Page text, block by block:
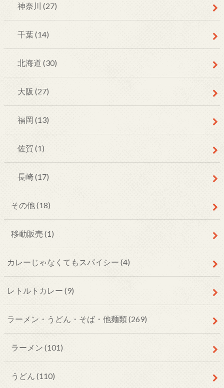
神奈川 (27)
千葉(14)
北海道 (30)
大阪 (27)
福岡 (13)
佐賀 (1)
長崎(17)
その他 (18)
移動販売 (1)
カレーじゃなくてもスパイシー (4)
レトルトカレー (9)
ラーメン・うどん・そば・他麺類(269)
ラーメン (101)
うどん (110)